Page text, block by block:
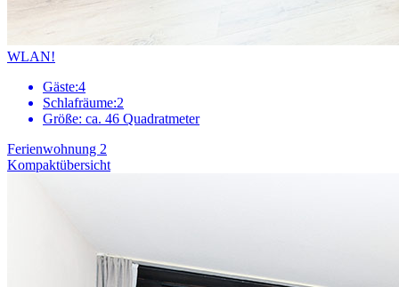
WLAN!
Gäste:4
Schlafräume:2
Größe: ca. 46 Quadratmeter
Ferienwohnung 2
Kompaktübersicht